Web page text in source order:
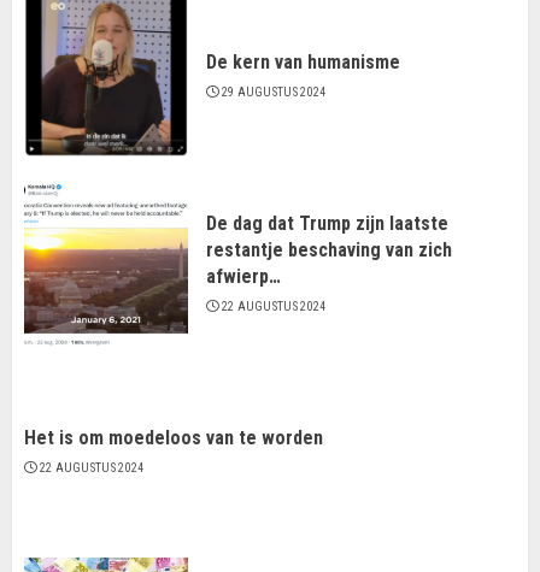
De kern van humanisme
29 AUGUSTUS 2024
De dag dat Trump zijn laatste
restantje beschaving van zich
afwierp…
22 AUGUSTUS 2024
Het is om moedeloos van te worden
22 AUGUSTUS 2024